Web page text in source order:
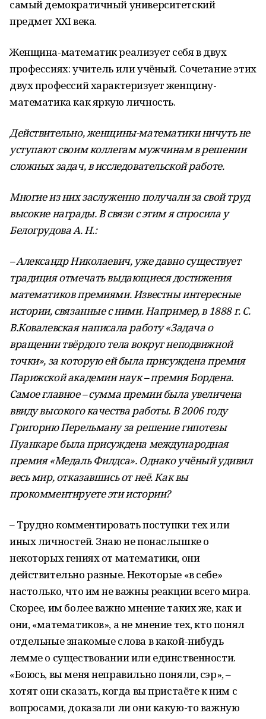
самый демократичный университетский
предмет ХХI века.
Женщина-математик реализует себя в двух
профессиях: учитель или учёный. Сочетание этих
двух профессий характеризует женщину-
математика как яркую личность.
Действительно, женщины-математики ничуть не
уступают своим коллегам мужчинам в решении
сложных задач, в исследовательской работе.
Многие из них заслуженно получали за свой труд
высокие награды. В связи с этим я спросила у
Белогрудова А. Н.:
– Александр Николаевич, уже давно существует
традиция отмечать выдающиеся достижения
математиков премиями. Известны интересные
истории, связанные с ними. Например, в 1888 г. С.
В.Ковалевская написала работу «Задача о
вращении твёрдого тела вокруг неподвижной
точки», за которую ей была присуждена премия
Парижской академии наук – премия Бордена.
Самое главное – сумма премии была увеличена
ввиду высокого качества работы. В 2006 году
Григорию Перельману за решение гипотезы
Пуанкаре была присуждена международная
премия «Медаль Филдса». Однако учёный удивил
весь мир, отказавшись от неё. Как вы
прокомментируете эти истории?
– Трудно комментировать поступки тех или
иных личностей. Знаю не понаслышке о
некоторых гениях от математики, они
действительно разные. Некоторые «в себе»
настолько, что им не важны реакции всего мира.
Скорее, им более важно мнение таких же, как и
они, «математиков», а не мнение тех, кто понял
отдельные знакомые слова в какой-нибудь
лемме о существовании или единственности.
«Боюсь, вы меня неправильно поняли, сэр», –
хотят они сказать, когда вы пристаёте к ним с
вопросами, доказали ли они какую-то важную